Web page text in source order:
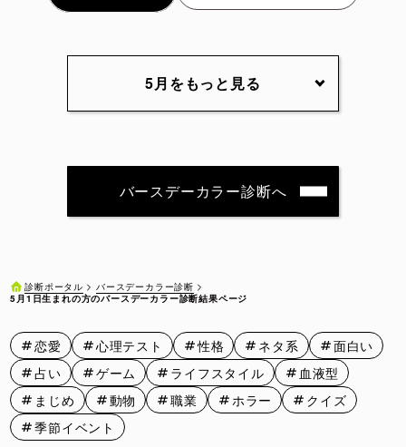
5月をもっと見る
5月7日 5月8日 5月9日
5月26日 5月27日 5月28日 5月29日 5月30日
5月31日
バースデーカラー診断へ
診断ポータル
バースデーカラー診断
5月1日生まれの方のバースデーカラー診断結果ページ
恋愛 心理テスト 性格 ネタ系
面白い
占い
ゲーム ライフスタイル
血液型
まじめ
動物 職業 ホラー
クイズ
季節イベント